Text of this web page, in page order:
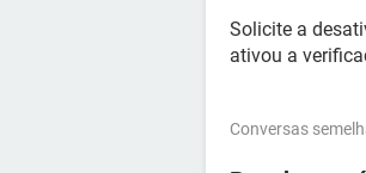
Solicite a
ativou a
Conversas